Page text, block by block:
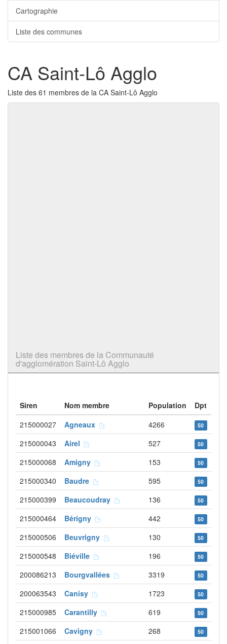
Cartographie
Liste des communes
CA Saint-Lô Agglo
Liste des 61 membres de la CA Saint-Lô Agglo
Liste des membres de la Communauté
d'agglomération Saint-Lô Agglo
Siren Nom membre Population
Dpt
215000027
Agneaux 4266 50
215000043 Airel 527 50
215000068 Amigny 153 50
215000340 Baudre 595 50
215000399 Beaucoudray 136 50
215000464 Bérigny 442 50
215000506 Beuvrigny 130 50
215000548 Biéville 196 50
200086213 Bourgvallées 3319 50
200063543 Canisy 1723 50
215000985 Carantilly 619 50
215001066 Cavigny 268 50